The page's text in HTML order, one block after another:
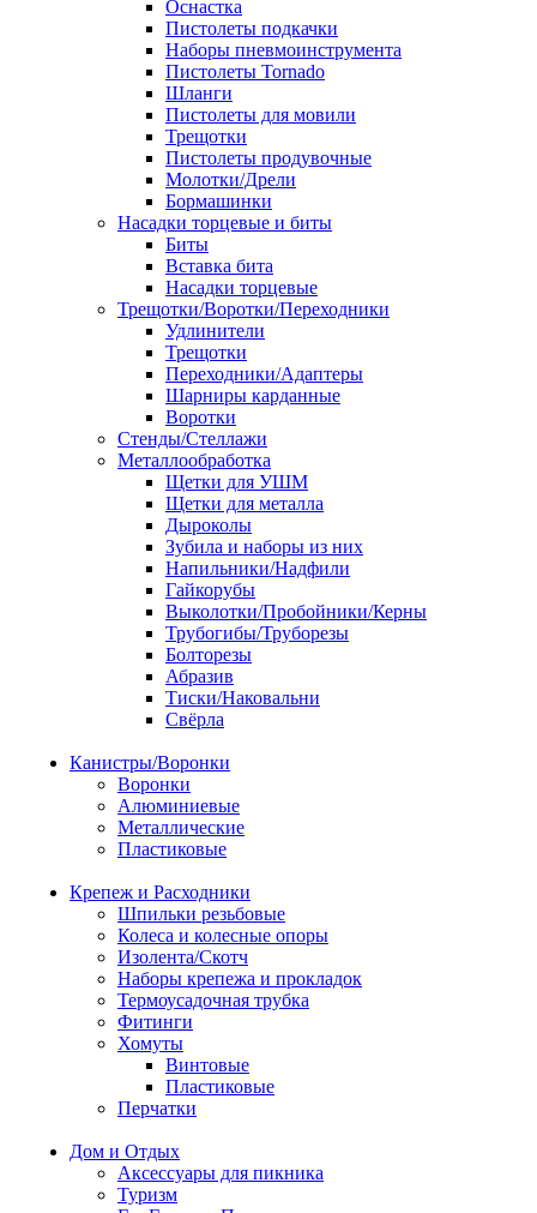
Оснастка
Пистолеты подкачки
Наборы пневмоинструмента
Пистолеты Tornado
Шланги
Пистолеты для мовили
Трещотки
Пистолеты продувочные
Молотки/Дрели
Бормашинки
Насадки торцевые и биты
Биты
Вставка бита
Насадки торцевые
Трещотки/Воротки/Переходники
Удлинители
Трещотки
Переходники/Адаптеры
Шарниры карданные
Воротки
Стенды/Стеллажи
Металлообработка
Щетки для УШМ
Щетки для металла
Дыроколы
Зубила и наборы из них
Напильники/Надфили
Гайкорубы
Выколотки/Пробойники/Керны
Трубогибы/Труборезы
Болторезы
Абразив
Тиски/Наковальни
Свёрла
Канистры/Воронки
Воронки
Алюминиевые
Металлические
Пластиковые
Крепеж и Расходники
Шпильки резьбовые
Колеса и колесные опоры
Изолента/Скотч
Наборы крепежа и прокладок
Термоусадочная трубка
Фитинги
Хомуты
Винтовые
Пластиковые
Перчатки
Дом и Отдых
Аксессуары для пикника
Туризм